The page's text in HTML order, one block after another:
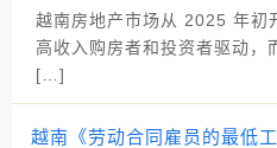
越南房地产市场从 2025 年初
高收入购房者和投资者驱动，
[…]
越南《劳动合同雇员的最低